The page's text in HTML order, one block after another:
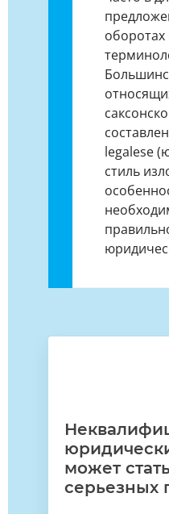
legalese
стиль
может
серьезных